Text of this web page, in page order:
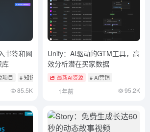
书签和网
库
项目 # 知识检索与RAG框架
85.5K
Unify：AI驱动的GTM工具，高
效分析潜在买家数据
最新AI资源 # AI营销
1年前 95.2K